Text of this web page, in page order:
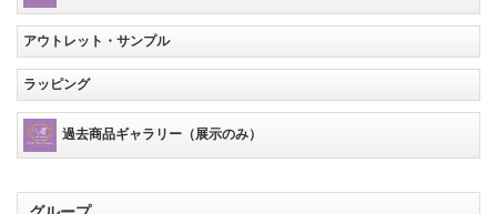
アウトレット・サンプル
ラッピング
過去商品ギャラリー（展示のみ）